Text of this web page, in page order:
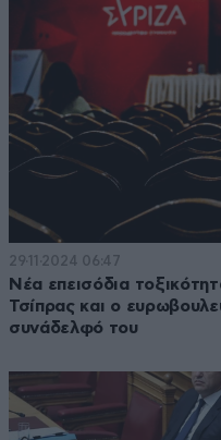
29·11·2024 06:47
Νέα επεισόδια
Τσίπρας και ο
συνάδελφό του